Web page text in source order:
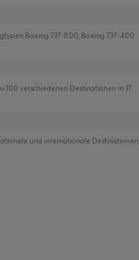
Boeing 737-800, Boeing 737-400
verschiedenen Destinationen in 17
und internationale Destinationen